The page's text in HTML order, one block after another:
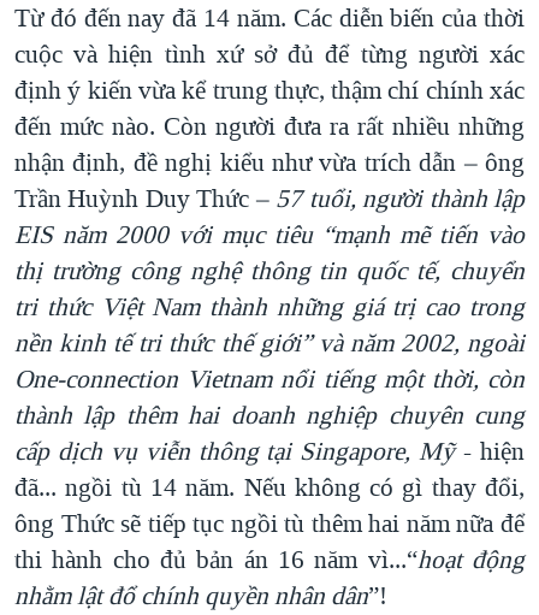
Từ đó đến nay đã 14 năm. Các diễn biến của thời
cuộc và hiện tình xứ sở đủ để từng người xác
định ý kiến vừa kể trung thực, thậm chí chính xác
đến mức nào. Còn người đưa ra rất nhiều những
nhận định, đề nghị kiểu như vừa trích dẫn – ông
Trần Huỳnh Duy Thức – 57 tuổi, người thành lập
EIS năm 2000 với mục tiêu “mạnh mẽ tiến vào
thị trường côngnghệ thông tin quốc tế, chuyển
tri thức Việt Nam thành những giá trị cao trong
nền kinh tế tri thức thế giới” và năm 2002, ngoài
One-connection Vietnam nổi tiếng một thời, còn
thành lập thêm hai doanh nghiệp chuyên cung
cấp dịch vụ viễn thông tại Singapore, Mỹ- hiện
đã... ngồi tù 14 năm. Nếu không có gì thay đổi,
ông Thức sẽ tiếp tục ngồi tù thêm hai năm nữa để
thi hành cho đủ bản án 16 năm vì...“hoạt động
nhằm lật đổ chính quyền nhân dân”!